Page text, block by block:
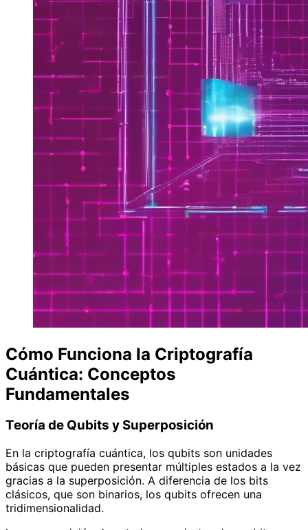
Cómo Funciona la Criptografía
Cuántica: Conceptos
Fundamentales
Teoría de Qubits y Superposición
En la criptografía cuántica, los qubits son unidades
básicas que pueden presentar múltiples estados a la vez
gracias a la superposición. A diferencia de los bits
clásicos, que son binarios, los qubits ofrecen una
tridimensionalidad.